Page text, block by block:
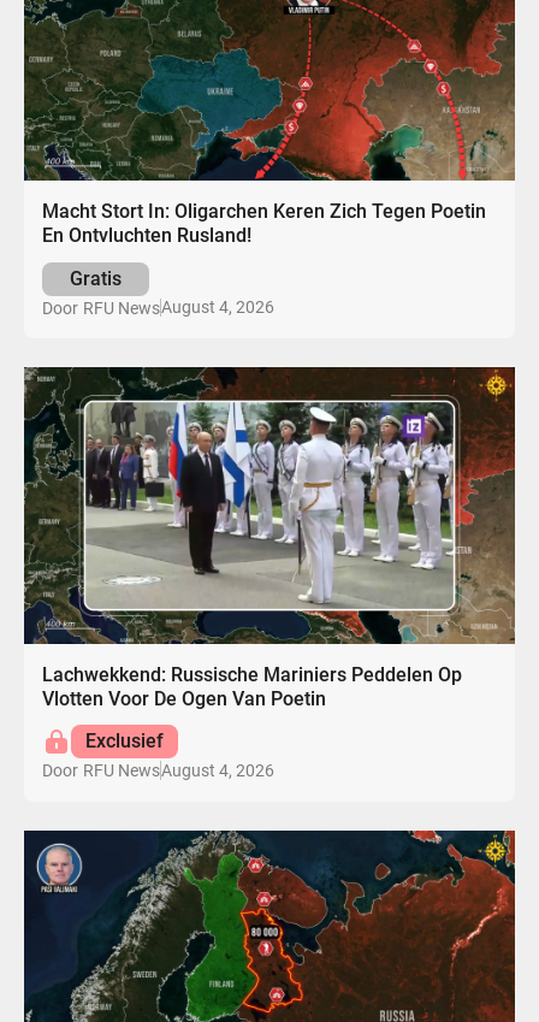
Macht Stort In: Oligarchen Keren Zich Tegen Poetin
En Ontvluchten Rusland!
Gratis
Door RFU NewsAugust 4, 2026
Lachwekkend: Russische Mariniers Peddelen Op
Vlotten Voor De Ogen Van Poetin
Exclusief
Door RFU NewsAugust 4, 2026